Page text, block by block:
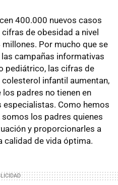
400.000 nuevos casos
de obesidad a nivel
Por mucho que se
campañas informativas
pediátrico, las cifras de
infantil aumentan,
padres no tienen en
Como hemos
los padres quienes
y proporcionarles a
calidad de vida óptima.